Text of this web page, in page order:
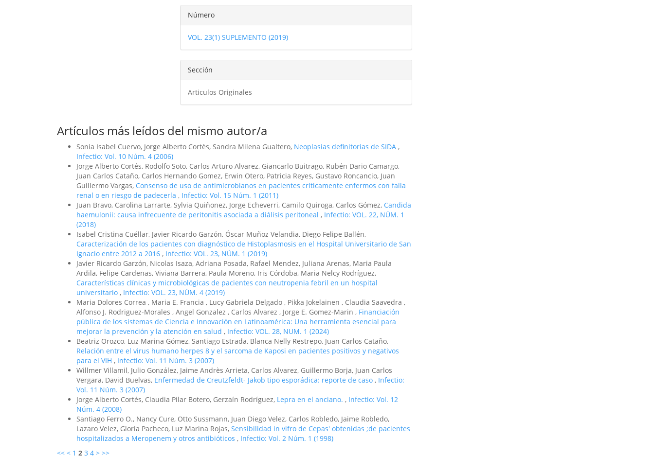
Detalles
del
artículo
Número
VOL. 23(1) SUPLEMENTO (2019)
Sección
Articulos Originales
Artículos más leídos del mismo autor/a
Sonia Isabel Cuervo, Jorge Alberto Cortès, Sandra Milena Gualtero, Neoplasias definitorias de SIDA ,
Infectio: Vol. 10 Núm. 4 (2006)
Jorge Alberto Cortés, Rodolfo Soto, Carlos Arturo Alvarez, Giancarlo Buitrago, Rubén Dario Camargo,
Juan Carlos Cataño, Carlos Hernando Gomez, Erwin Otero, Patricia Reyes, Gustavo Roncancio, Juan
Guillermo Vargas, Consenso de uso de antimicrobianos en pacientes críticamente enfermos con falla
renal o en riesgo de padecerla , Infectio: Vol. 15 Núm. 1 (2011)
Juan Bravo, Carolina Larrarte, Sylvia Quiñonez, Jorge Echeverri, Camilo Quiroga, Carlos Gómez, Candida
haemulonii: causa infrecuente de peritonitis asociada a diálisis peritoneal , Infectio: VOL. 22, NÚM. 1
(2018)
Isabel Cristina Cuéllar, Javier Ricardo Garzón, Óscar Muñoz Velandia, Diego Felipe Ballén,
Caracterización de los pacientes con diagnóstico de Histoplasmosis en el Hospital Universitario de San
Ignacio entre 2012 a 2016 , Infectio: VOL. 23, NÚM. 1 (2019)
Javier Ricardo Garzón, Nicolas Isaza, Adriana Posada, Rafael Mendez, Juliana Arenas, Maria Paula
Ardila, Felipe Cardenas, Viviana Barrera, Paula Moreno, Iris Córdoba, Maria Nelcy Rodríguez,
Características clínicas y microbiológicas de pacientes con neutropenia febril en un hospital
universitario , Infectio: VOL. 23, NÚM. 4 (2019)
Maria Dolores Correa , Maria E. Francia , Lucy Gabriela Delgado , Pikka Jokelainen , Claudia Saavedra ,
Alfonso J. Rodriguez-Morales , Angel Gonzalez , Carlos Alvarez , Jorge E. Gomez-Marin , Financiación
pública de los sistemas de Ciencia e Innovación en Latinoamérica: Una herramienta esencial para
mejorar la prevención y la atención en salud , Infectio: VOL. 28, NUM. 1 (2024)
Beatriz Orozco, Luz Marina Gómez, Santiago Estrada, Blanca Nelly Restrepo, Juan Carlos Cataño,
Relación entre el virus humano herpes 8 y el sarcoma de Kaposi en pacientes positivos y negativos
para el VIH , Infectio: Vol. 11 Núm. 3 (2007)
Willmer Villamil, Julio González, Jaime Andrès Arrieta, Carlos Alvarez, Guillermo Borja, Juan Carlos
Vergara, David Buelvas, Enfermedad de Creutzfeldt- Jakob tipo esporádica: reporte de caso , Infectio:
Vol. 11 Núm. 3 (2007)
Jorge Alberto Cortés, Claudia Pilar Botero, Gerzaín Rodríguez, Lepra en el anciano. , Infectio: Vol. 12
Núm. 4 (2008)
Santiago Ferro O., Nancy Cure, Otto Sussmann, Juan Diego Velez, Carlos Robledo, Jaime Robledo,
Lazaro Velez, Gloria Pacheco, Luz Marina Rojas, Sensibilidad in vifro de Cepas' obtenidas ;de pacientes
hospitalizados a Meropenem y otros antibióticos , Infectio: Vol. 2 Núm. 1 (1998)
<< < 1 2 3 4 > >>